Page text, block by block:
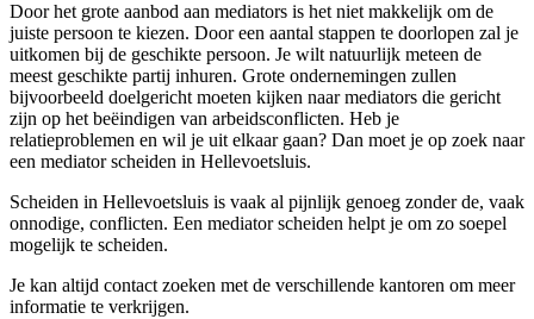
Door het grote aanbod aan mediators is het niet makkelijk om de
juiste persoon te kiezen. Door een aantal stappen te doorlopen zal je
uitkomen bij de geschikte persoon. Je wilt natuurlijk meteen de
meest geschikte partij inhuren. Grote ondernemingen zullen
bijvoorbeeld doelgericht moeten kijken naar mediators die gericht
zijn op het beëindigen van arbeidsconflicten. Heb je
relatieproblemen en wil je uit elkaar gaan? Dan moet je op zoek naar
een mediator scheiden in Hellevoetsluis.
Scheiden in Hellevoetsluis is vaak al pijnlijk genoeg zonder de, vaak
onnodige, conflicten. Een mediator scheiden helpt je om zo soepel
mogelijk te scheiden.
Je kan altijd contact zoeken met de verschillende kantoren om meer
informatie te verkrijgen.